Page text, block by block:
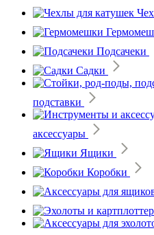
Подсачеки
Садки
подставки
аксессуары
Ящики
Коробки